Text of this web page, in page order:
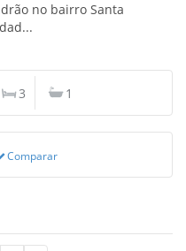
no bairro Santa
3 1
Comparar